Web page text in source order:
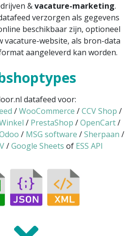
&vacature-marketing.
verzorgen als gegevens
beschikbaar zijn, optioneel
vacature-website, als bron-data
aangeleverd kan worden.
datafeed voor:
/WooCommerce /CCV Shop /
/ PrestaShop /OpenCart/
/ MSG software /Sherpaan /
/Google Sheets of ESS API